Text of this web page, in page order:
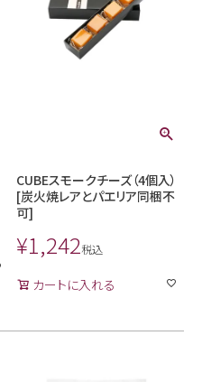
CUBEスモークチーズ（4個入）
[炭火焼レアとパエリア同梱不
可]
¥1,242税込
カートに入れる